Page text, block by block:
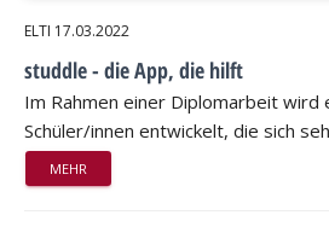
ELTI 17.03.2022
studdle - die App, die hilft
Im Rahmen einer Diplomarbeit wird
Schüler/innen entwickelt, die sich
MEHR